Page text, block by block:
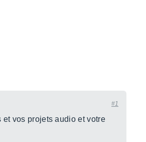
#1
vos projets audio et votre